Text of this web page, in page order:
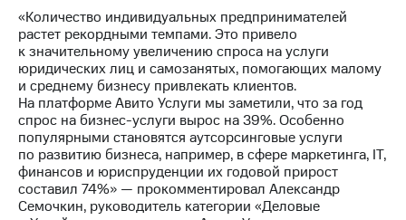
аудит
Рынок
акций
Описание
Программа
приобретения
Порядок
выкупа
акций
Дивиденды
Рынок
«Количество индивидуальных предпринимателей
растет рекордными темпами. Это привело
к значительному увеличению спроса на услуги
юридических лиц и самозанятых, помогающих малому
и среднему бизнесу привлекать клиентов.
На платформе Авито Услуги мы заметили, что за год
спрос на бизнес-услуги вырос на 39%. Особенно
популярными становятся аутсорсинговые услуги
по развитию бизнеса, например, в сфере маркетинга, IT,
финансов и юриспруденции их годовой прирост
составил 74%» — прокомментировал Александр
Семочкин, руководитель категории «Деловые